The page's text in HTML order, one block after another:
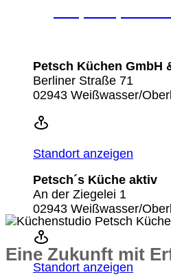
Petsch Küchen GmbH
Berliner Straße 71
02943 Weißwasser/
Standort anzeigen
Petsch´s Küche aktiv
An der Ziegelei 1
02943 Weißwasser/
Standort anzeigen
Eine Zukunft mit